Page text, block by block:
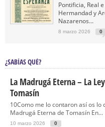
Pontificia, Real
Hermandad y
Nazarenos...
8 marzo 2026 0
¿SABÍAS QUÉ?
La Madrugá Eterna – La
Tomasín
10Como me lo contaron así os lo
Madrugá Eterna de Tomasín En...
10 marzo 2026 0